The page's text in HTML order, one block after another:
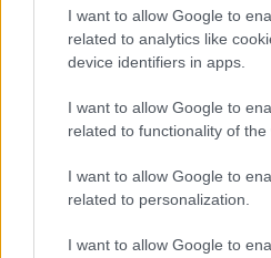
I want to allow Google to
related to analytics like
device identifiers in apps.
I want to allow Google to
related to functionality of the
I want to allow Google to
related to personalization.
I want to allow Google to
ΚΟΣΜΟΣ 27/12/2025 22:55
Νίγηρας: Η χούντα
επιστράτευση» για τον
τζιχαντιστικών